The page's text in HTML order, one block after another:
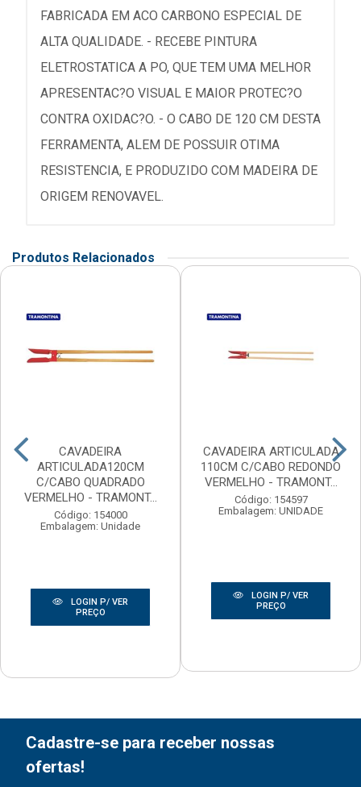
FABRICADA EM ACO CARBONO ESPECIAL DE
ALTA QUALIDADE. - RECEBE PINTURA
ELETROSTATICA A PO, QUE TEM UMA MELHOR
APRESENTAC?O VISUAL E MAIOR PROTEC?O
CONTRA OXIDAC?O. - O CABO DE 120 CM DESTA
FERRAMENTA, ALEM DE POSSUIR OTIMA
RESISTENCIA, E PRODUZIDO COM MADEIRA DE
ORIGEM RENOVAVEL.
Produtos Relacionados
CAVADEIRA
ARTICULADA120CM
C/CABO QUADRADO
VERMELHO - TRAMONT...
Código: 154000
Embalagem: Unidade
LOGIN P/ VER
PREÇO
CAVADEIRA ARTICULADA
110CM C/CABO REDONDO
VERMELHO - TRAMONT...
Código: 154597
Embalagem: UNIDADE
LOGIN P/ VER
PREÇO
Cadastre-se para receber nossas
ofertas!